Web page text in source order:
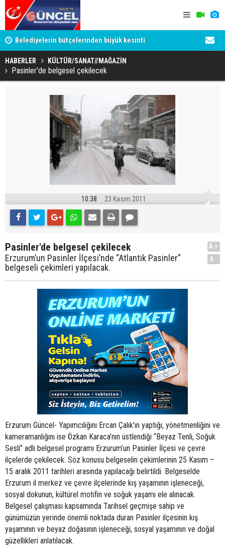
Belediyelerin bütçelerinden büyük kesinti
HABERLER KÜLTÜR/SANAT//MAĞAZİN
Pasinler'de belgesel çekilecek
10:38 23 Kasım 2011
Pasinler'de belgesel çekilecek
Erzurum’un Pasinler İlçesi’nde “Atlantik Pasinler”
belgeseli çekimleri yapılacak.
A+
A-
Erzurum Güncel- Yapımcılığını Ercan Çalık’ın yaptığı, yönetmenliğini ve
kameramanlığını ise Özkan Karaca’nın üstlendiği “Beyaz Tenli, Soğuk
Sesli” adlı belgesel programı Erzurum’un Pasinler İlçesi ve çevre
ilçelerde çekilecek. Söz konusu belgeselin çekimlerinin 25 Kasım –
15 aralık 2011 tarihleri arasında yapılacağı belirtildi. Belgeselde
Erzurum il merkez ve çevre ilçelerinde kış yaşamının işleneceği,
sosyal dokunun, kültürel motifin ve soğuk yaşamı ele alınacak.
Belgesel çalışması kapsamında Tarihsel geçmişe sahip ve
günümüzün yerinde önemli noktada duran Pasinler ilçesinin kış
yaşamının ve beyaz doğasının işleneceği, sosyal yaşamının ve doğal
güzellikleri anlatılacak.